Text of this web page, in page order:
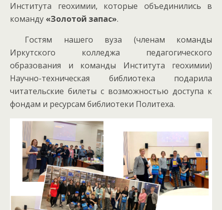
Института геохимии, которые объединились в
команду «Золотой запас».
Гостям нашего вуза (членам команды
Иркутского колледжа педагогического
образования и команды Института геохимии)
Научно-техническая библиотека подарила
читательские билеты с возможностью доступа к
фондам и ресурсам библиотеки Политеха.